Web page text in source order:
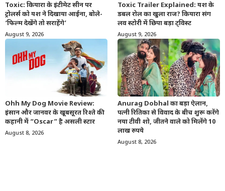
Toxic: कियारा के इंटीमेट सीन पर
ट्रोलर्स को यश ने दिखाया आईना, बोले-
‘फिल्म देखेंगे तो सराहेंगे’
August 9, 2026
Toxic Trailer Explained: यश के
डबल रोल का खुला राज? कियारा संग
लव स्टोरी में छिपा बड़ा ट्विस्ट
August 9, 2026
Ohh My Dog Movie Review:
इंसान और जानवर के खूबसूरत रिश्ते की
कहानी में “Oscar” है असली स्टार
August 8, 2026
Anurag Dobhal का बड़ा ऐलान,
पत्नी रितिका से विवाद के बीच शुरू करेंगे
नया टीवी शो, जीतने वाले को मिलेंगे 10
लाख रुपये
August 8, 2026